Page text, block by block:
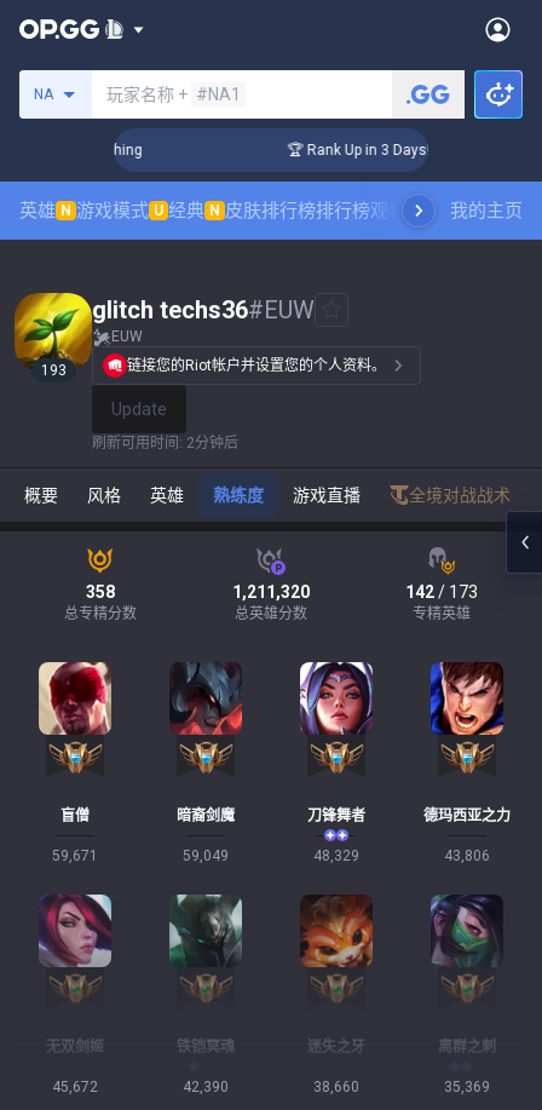
NA 玩家名称 + #NA1
Coaching 🏆 Rank Up in 3 Days! Challenger
英雄 N 游戏模式 U 经典 N 皮肤排行榜排行榜观看职业比赛数据统
我的主页
193
glitch techs36#EUW
EUW
链接您的Riot帐户并设置您的个人资料。
Update
刷新可用时间 : 2分钟后
概要 风格 英雄 熟练度 游戏直播 全境对战战术
358
总专精分数
1,211,320
总英雄分数
142/ 173
专精英雄
盲僧
59,671
暗裔剑魔
59,049
刀锋舞者
48,329
德玛西亚之力
43,806
无双剑姬
45,672
铁铠冥魂
42,390
迷失之牙
38,660
离群之刺
35,369